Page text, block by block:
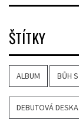
ŠTÍTKY
ALBUM BŮH
DEBUTOVÁ DESKA